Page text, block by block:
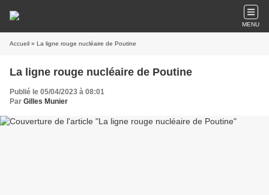
MENU
Accueil » La ligne rouge nucléaire de Poutine
La ligne rouge nucléaire de Poutine
Publié le 05/04/2023 à 08:01
Par Gilles Munier